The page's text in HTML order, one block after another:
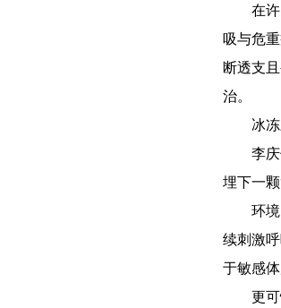
在许多
吸与危
断透支
治。
冰冻三
李庆伟
埋下一
环境因
续刺激
于敏感
更可怕